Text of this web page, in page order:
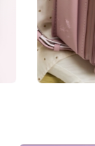
人工皮革
ま思いの新